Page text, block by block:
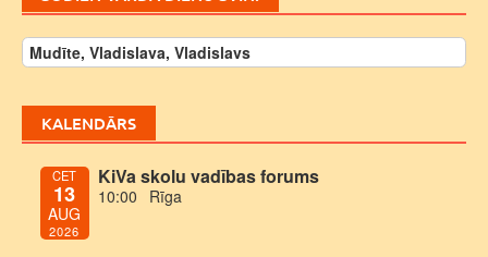
Mudīte, Vladislava, Vladislavs
KALENDĀRS
CET
13
AUG
2026
KiVa skolu vadības forums
10:00 Rīga